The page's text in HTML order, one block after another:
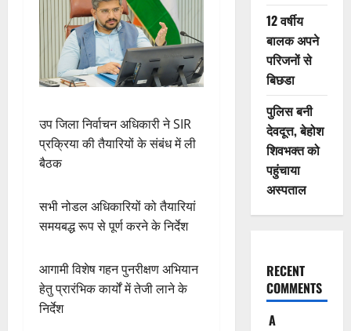
उप जिला निर्वाचन अधिकारी ने SIR
प्रक्रिया की तैयारियों के संबंध में ली
बैठक
सभी नोडल अधिकारियों को तैयारियां
समयबद्ध रूप से पूर्ण करने के निर्देश
आगामी विशेष गहन पुनरीक्षण अभियान
हेतु प्रारंभिक कार्यों में तेजी लाने के
निर्देश
12 वर्षीय
बालक अपने
परिजनों से
बिछडा
पुलिस बनी
देवदूत्त, बेहोश
शिवभक्त को
पहुंचाया
अस्पताल
RECENT
COMMENTS
A